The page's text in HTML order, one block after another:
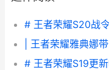
# 王者荣耀S20战
# 王者荣耀S19更